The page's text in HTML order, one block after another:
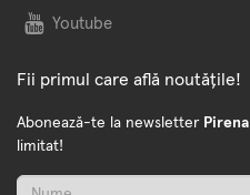
Youtube
Fii primul care află noutățile!
Abonează-te la newsletter Pirena
limitat!